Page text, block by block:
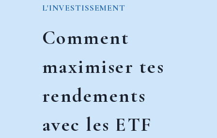
L'INVESTISSEMENT
Comment
maximiser tes
rendements
avec les ETF